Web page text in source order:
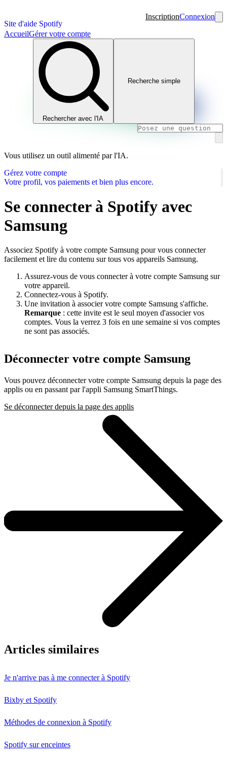
Site d'aide Spotify
InscriptionConnexion
AccueilGérer votre compte
Rechercher avec l'IA
Recherche simple
Vous utilisez un outil alimenté par l'IA.
Gérez votre compte
Votre profil, vos paiements et bien plus encore.
Se connecter à Spotify avec
Samsung
Associez Spotify à votre compte Samsung pour vous connecter
facilement et lire du contenu sur tous vos appareils Samsung.
Assurez-vous de vous connecter à votre compte Samsung sur
votre appareil.
Connectez-vous à Spotify.
Une invitation à associer votre compte Samsung s'affiche.
Remarque : cette invite est le seul moyen d'associer vos
comptes. Vous la verrez 3 fois en une semaine si vos comptes
ne sont pas associés.
Déconnecter votre compte Samsung
Vous pouvez déconnecter votre compte Samsung depuis la page des
applis ou en passant par l'appli Samsung SmartThings.
Se déconnecter depuis la page des applis
Articles similaires
Je n'arrive pas à me connecter à Spotify
Bixby et Spotify
Méthodes de connexion à Spotify
Spotify sur enceintes